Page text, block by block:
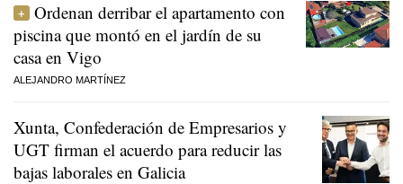
Ordenan derribar el apartamento con
piscina que montó en el jardín de su
casa en Vigo
ALEJANDRO MARTÍNEZ
Xunta, Confederación de Empresarios y
UGT firman el acuerdo para reducir las
bajas laborales en Galicia